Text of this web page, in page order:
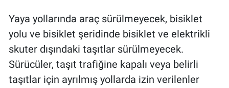
Yaya yollarında araç sürülmeyecek, bisiklet
yolu ve bisiklet şeridinde bisiklet ve elektrikli
skuter dışındaki taşıtlar sürülmeyecek.
Sürücüler, taşıt trafiğine kapalı veya belirli
taşıtlar için ayrılmış yollarda izin verilenler